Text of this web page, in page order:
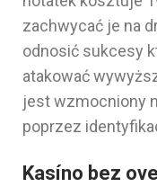
zachwycać je na
odnosić sukcesy
atakować
jest wzmocniony
poprzez
Kasíno bez